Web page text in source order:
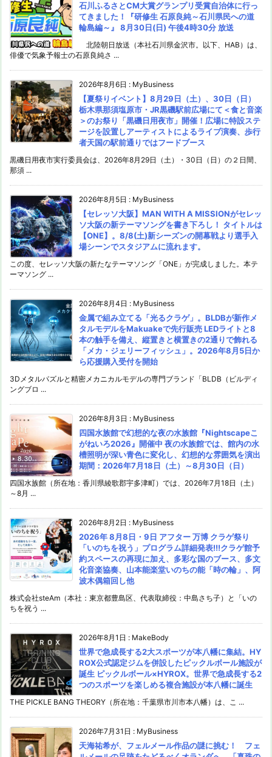
石川ふるさとCM大賞グランプリ受賞自治体に行っ
てきました！『研修生 石原良純～石川県民への道
輪島編～』 8月30日(日) 午後4時30分 放送
北陸朝日放送（本社石川県金沢市。以下、HAB）は、
俳優で気象予報士の石原良純さ ...
2026年8月6日 : MyBusiness
【夏祭りイベント】8月29日（土）、30日（日）
栃木県那須塩原市・JR黒磯駅前広場にて＜食と音楽
＞のお祭り「黒磯日用夜市」開催！広場に特設ステ
ージを設置しアーティストによるライブ演奏、歩行
者天国の駅前通りではフードブース
黒磯日用夜市実行委員会は、2026年8月29日（土）・30日（日）の２日間、
那須 ...
2026年8月5日 : MyBusiness
【セレッソ大阪】MAN WITH A MISSIONがセレッ
ソ大阪の新テーマソングを書き下ろし！ タイトルは
【ONE】。8/8(土)新シーズンの開幕戦より選手入
場シーンでスタジアムに流れます。
この度、セレッソ大阪の新たなテーマソング「ONE」が完成しました。本テ
ーマソング ...
2026年8月4日 : MyBusiness
金属で組み立てる「光るクラゲ」。BLDBが新作メ
タルモデルをMakuakeで先行販売 LEDライトと8
本の触手を備え、縦置きと横置きの2通りで飾れる
「メカ・ジェリーフィッシュ」。2026年8月5日か
ら応援購入受付を開始
3Dメタルパズルと精密メカニカルモデルの専門ブランド「BLDB（ビルディ
ングブロ ...
2026年8月3日 : MyBusiness
四国水族館で幻想的な夜の水族館『Nightscapeこ
がねいろ2026』開催中 夜の水族館では、館内の水
槽照明が深い青色に変化し、幻想的な雰囲気を演出
期間：2026年7月18日（土）～8月30日（日）
四国水族館（所在地：香川県綾歌郡宇多津町）では、2026年7月18日（土）
～8月 ...
2026年8月2日 : MyBusiness
2026年 8月8日・9日 アフター 万博 クラゲ祭り
「いのちを祝う」プログラム詳細発表!!!クラゲ館予
約スペースの再現に加え、多彩な国のブース、多文
化音楽協奏、山本能楽堂いのちの能「時の輪」、阿
波木偶箱回し他
株式会社steAm（本社：東京都豊島区、代表取締役：中島さち子）と「いの
ちを祝う ...
2026年8月1日 : MakeBody
世界で急成長する2大スポーツが本八幡に集結。HY
ROX公式認定ジムを併設したピックルボール施設が
誕生 ピックルボール×HYROX。世界で急成長する2
つのスポーツを楽しめる複合施設が本八幡に誕生
THE PICKLE BANG THEORY（所在地：千葉県市川市本八幡）は、こ ...
2026年7月31日 : MyBusiness
天海祐希が、フェルメール作品の謎に挑む！ フェ